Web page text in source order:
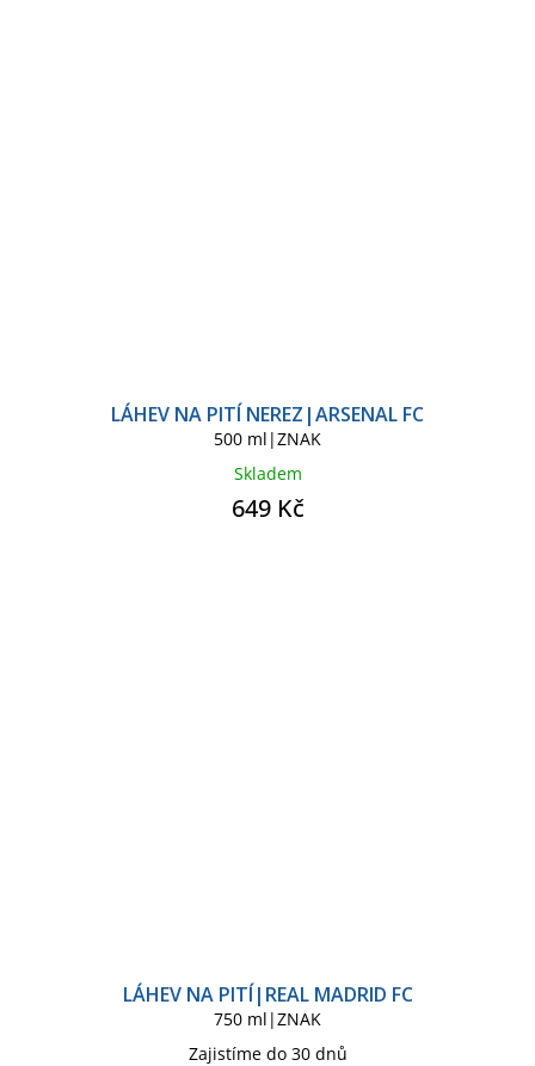
LÁHEV NA PITÍ NEREZ|ARSENAL FC
500 ml|ZNAK
Skladem
649 Kč
LÁHEV NA PITÍ|REAL MADRID FC
750 ml|ZNAK
Zajistíme do 30 dnů